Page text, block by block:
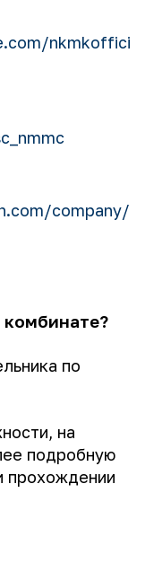
nkmkoffici
company/
по
на
подробную
прохождении